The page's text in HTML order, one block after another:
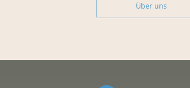
Über uns